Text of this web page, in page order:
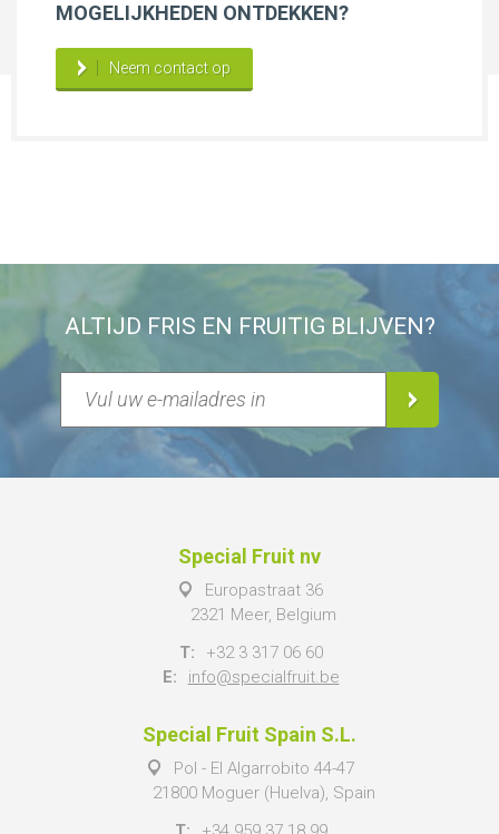
MOGELIJKHEDEN ONTDEKKEN?
Neem contact op
ALTIJD FRIS EN FRUITIG BLIJVEN?
Special Fruit nv
Europastraat 36
2321 Meer, Belgium
T:
+32 3 317 06 60
E:
info@specialfruit.be
Special Fruit Spain S.L.
Pol - El Algarrobito 44-47
21800 Moguer (Huelva), Spain